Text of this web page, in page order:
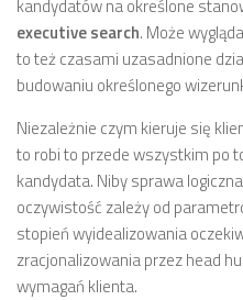
kandydatów na określone
executive search. Może
to też czasami uzasadnione
budowaniu określonego
Niezależnie czym kieruje się
to robi to przede wszystkim po
kandydata. Niby sprawa
oczywistość zależy od
stopień wyidealizowania
zracjonalizowania przez head
wymagań klienta.